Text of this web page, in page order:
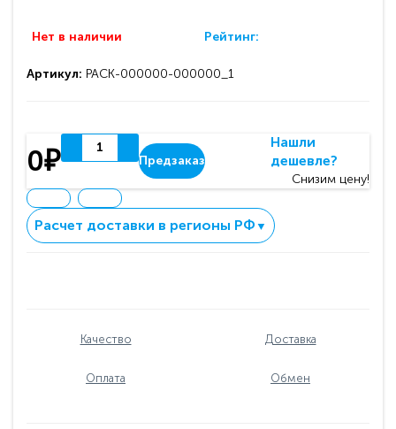
Нет в наличии Рейтинг:
Артикул: PACK-000000-000000_1
0₽ Предзаказ
Нашли
дешевле?
Снизим цену!
Расчет доставки в регионы РФ ▼
Качество Доставка
Оплата Обмен